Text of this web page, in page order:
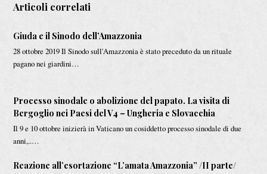
Articoli correlati
Giuda e il Sinodo dell’Amazzonia
28 ottobre 2019 Il Sinodo sull'Amazzonia è stato preceduto da un rituale
pagano nei giardini…
Processo sinodale o abolizione del papato. La visita di
Bergoglio nei Paesi del V4 – Ungheria e Slovacchia
Il 9 e 10 ottobre inizierà in Vaticano un cosiddetto processo sinodale di due
anni,..…
Reazione all’esortazione “L’amata Amazzonia” /II parte/